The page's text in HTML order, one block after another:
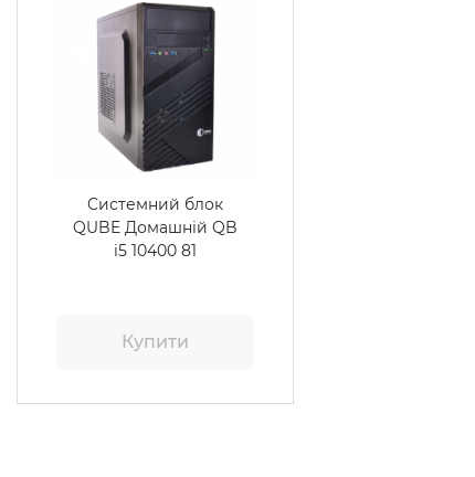
Системний блок
QUBE Домашній QB
i5 10400 81
Купити